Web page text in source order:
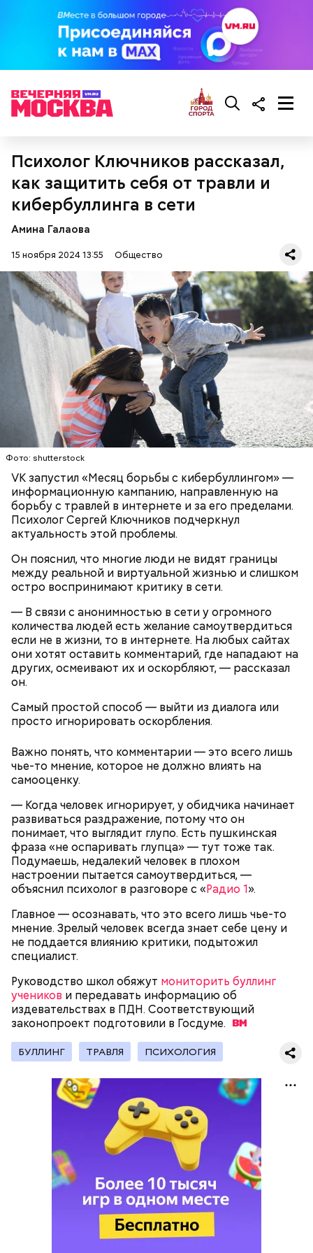
Психолог Ключников рассказал,
как защитить себя от травли и
кибербуллинга в сети
Амина Галаова
15 ноября 2024 13:55 Общество
Фото: shutterstock
VK запустил «Месяц борьбы с кибербуллингом» —
информационную кампанию, направленную на
борьбу с травлей в интернете и за его пределами.
Психолог Сергей Ключников подчеркнул
актуальность этой проблемы.
Он пояснил, что многие люди не видят границы
между реальной и виртуальной жизнью и слишком
остро воспринимают критику в сети.
— В связи с анонимностью в сети у огромного
количества людей есть желание самоутвердиться
если не в жизни, то в интернете. На любых сайтах
они хотят оставить комментарий, где нападают на
других, осмеивают их и оскорбляют, — рассказал
он.
Самый простой способ — выйти из диалога или
просто игнорировать оскорбления.
Важно понять, что комментарии — это всего лишь
чье-то мнение, которое не должно влиять на
самооценку.
— Когда человек игнорирует, у обидчика начинает
развиваться раздражение, потому что он
понимает, что выглядит глупо. Есть пушкинская
фраза «не оспаривать глупца» — тут тоже так.
Подумаешь, недалекий человек в плохом
настроении пытается самоутвердиться, —
объяснил психолог в разговоре с «Радио 1».
Главное — осознавать, что это всего лишь чье-то
мнение. Зрелый человек всегда знает себе цену и
не поддается влиянию критики, подытожил
специалист.
Руководство школ обяжут мониторить буллинг
учеников и передавать информацию об
издевательствах в ПДН. Соответствующий
законопроект подготовили в Госдуме.
БУЛЛИНГ ТРАВЛЯ ПСИХОЛОГИЯ
кабачок;
петрушка;
оливковое масло;
— Кабачки, порезанные кубиками, нужно легко
обжарить на сковороде. К ним добавляются зелень
петрушки, чеснок, соль и оливковое масло.
Получается очень вкусно, — поделился рецептом
Копылов.
Спагетти из кабачков
Ингредиенты:
кабачок;
брынза;
растительное масло;
помидоры черри либо грунтовые.
лишним весом.
— В дыне содержится много сахара, который
представлен фруктозой. С одной стороны — это
хорошо, потому что дает энергию. Но важно
помнить, что сладкими дынями не нужно сильно
увлекаться, так же как и арбузами, людям с
сахарным диабетом и лишним весом, —
подчеркнула доктор.
Терапевт Кондрахин назвал
продукты и напитки, которые
выводят токсины из организма
Ранние плоды, по словам врача, лучше не есть:
беременным, кормящим женщинам;
людям с ослабленной иммунной системой;
пожилым;
детям.
— Там может содержаться огромное количество
гипоксию и ухудшение физического состояния, —
предостерегла Соломатина.
Чистит сосуды и защищает от
рака: чем полезен кресс-салат